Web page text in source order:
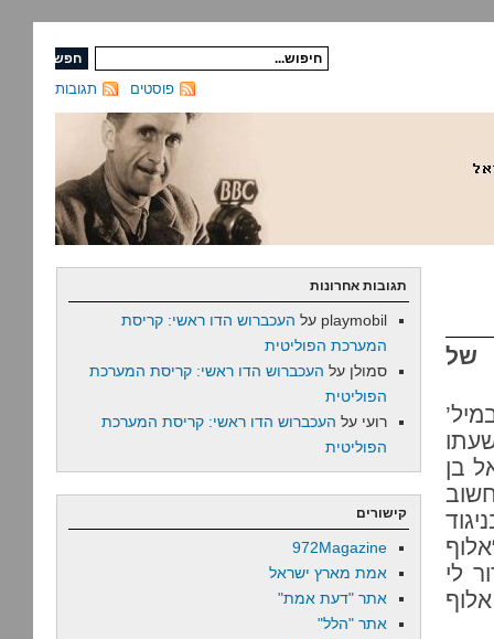
תגובות פוסטים
של
בן
לי
תגובות אחרונות
playmobil על העכברוש הדו ראשי: קריסת
המערכת הפוליטית
סמולן על העכברוש הדו ראשי: קריסת המערכת
הפוליטית
רועי על העכברוש הדו ראשי: קריסת המערכת
הפוליטית
קישורים
972Magazine
אמת מארץ ישראל
אתר "דעת אמת"
אתר "הלל"